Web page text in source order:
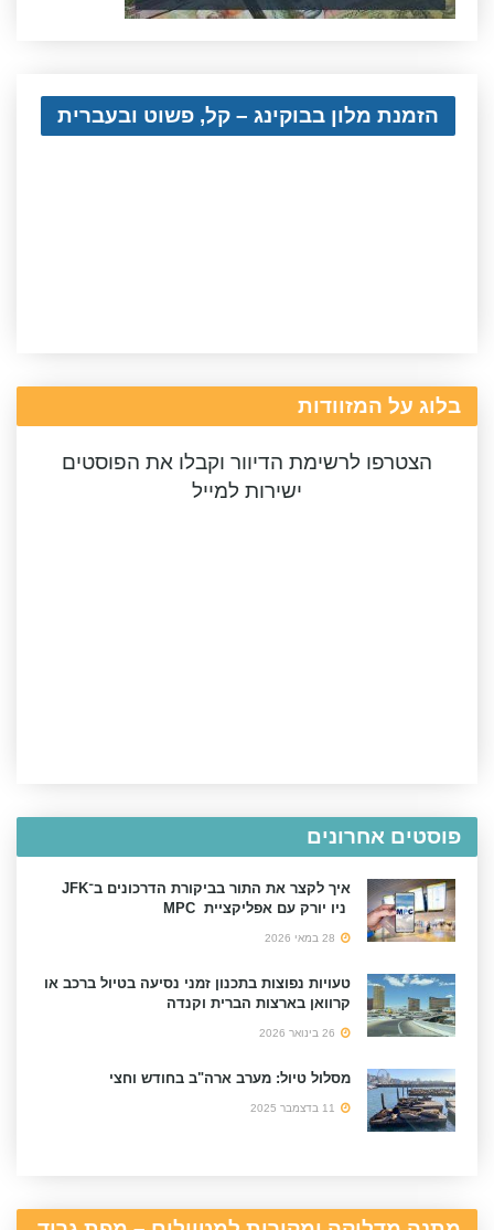
הזמנת מלון בבוקינג – קל, פשוט ובעברית
בלוג על המזוודות
הצטרפו לרשימת הדיוור וקבלו את הפוסטים
ישירות למייל
פוסטים אחרונים
איך לקצר את התור בביקורת הדרכונים ב־JFK
ניו יורק עם אפליקציית MPC
טעויות נפוצות בתכנון זמני נסיעה בטיול ברכב או
קרוואן בארצות הברית וקנדה
מסלול טיול: מערב ארה"ב בחודש וחצי